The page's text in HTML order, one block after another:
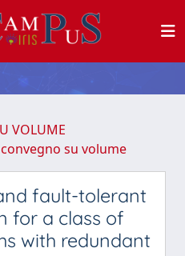
VOLUME
su volume
fault-tolerant
for a class of
with redundant